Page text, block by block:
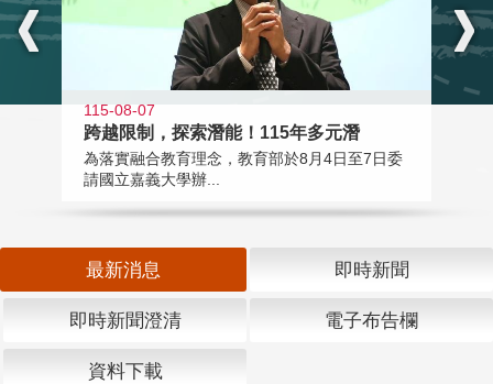
115-08-07
跨越限制，探索潛能！115年多元潛
為落實融合教育理念，教育部於8月4日至7日委
請國立嘉義大學辦...
最新消息 即時新聞
即時新聞澄清 電子布告欄
資料下載